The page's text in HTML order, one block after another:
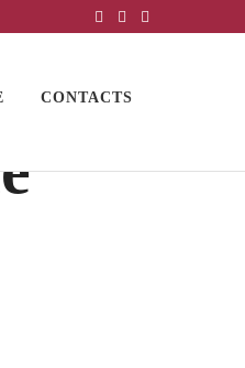
CONTACTS